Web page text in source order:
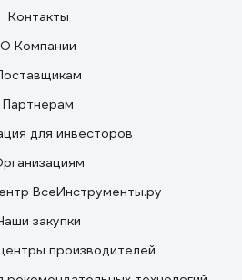
Контакты
О Компании
Партнерам
для инвесторов
ВсеИнструменты.ру
закупки
производителей